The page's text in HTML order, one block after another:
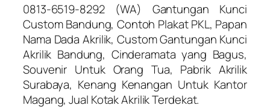
0813-6519-8292 (WA) Gantungan Kunci
Custom Bandung, Contoh Plakat PKL, Papan
Nama Dada Akrilik, Custom Gantungan Kunci
Akrilik Bandung, Cinderamata yang Bagus,
Souvenir Untuk Orang Tua, Pabrik Akrilik
Surabaya, Kenang Kenangan Untuk Kantor
Magang, Jual Kotak Akrilik Terdekat.